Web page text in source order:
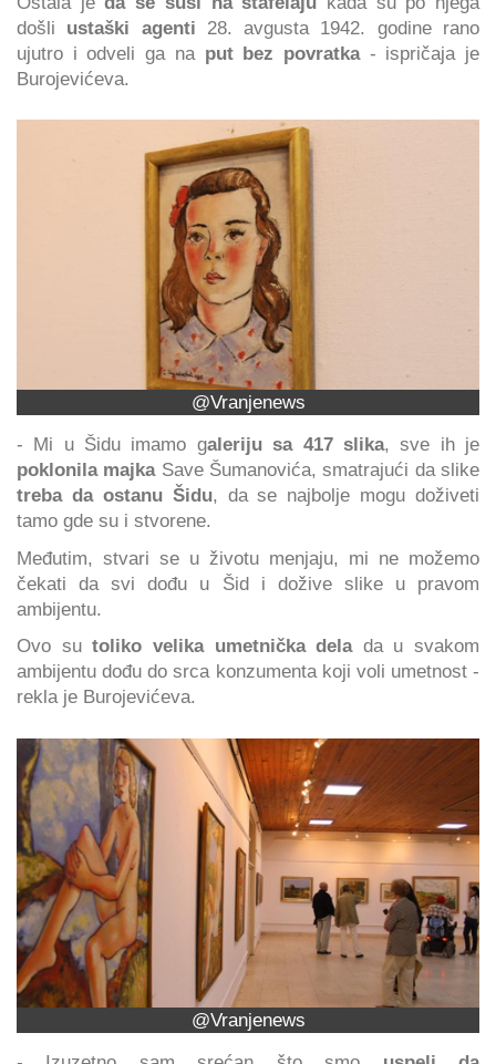
došli ustaški agenti 28. avgusta 1942. godine rano
ujutro i odveli ga na put bez povratka- ispričaja je
Burojevićeva.
@Vranjenews
- Mi u Šidu imamo galeriju sa 417 slika, sve ih je
poklonila majkaSave Šumanovića, smatrajući da slike
treba da ostanu Šidu, da se najbolje mogu doživeti
tamo gde su i stvorene.
Međutim, stvari se u životu menjaju, mi ne možemo
čekati da svi dođu u Šid i dožive slike u pravom
ambijentu.
Ovo sutoliko velika umetnička delada u svakom
ambijentu dođu do srca konzumenta koji voli umetnost -
rekla je Burojevićeva.
@Vranjenews